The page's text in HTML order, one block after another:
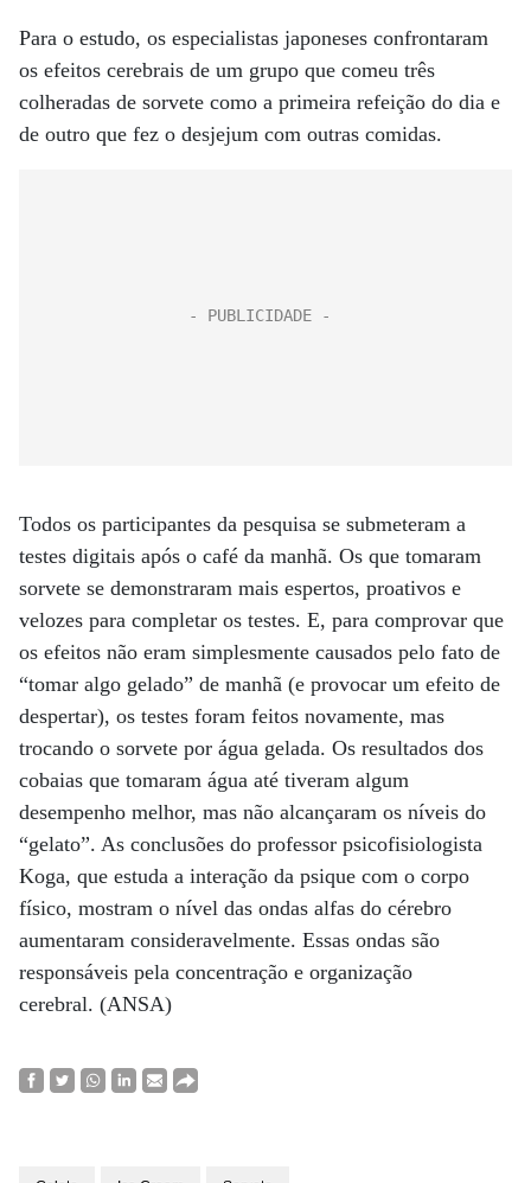
Para o estudo, os especialistas japoneses confrontaram
os efeitos cerebrais de um grupo que comeu três
colheradas de sorvete como a primeira refeição do dia e
de outro que fez o desjejum com outras comidas.
Todos os participantes da pesquisa se submeteram a
testes digitais após o café da manhã. Os que tomaram
sorvete se demonstraram mais espertos, proativos e
velozes para completar os testes. E, para comprovar que
os efeitos não eram simplesmente causados pelo fato de
“tomar algo gelado” de manhã (e provocar um efeito de
despertar), os testes foram feitos novamente, mas
trocando o sorvete por água gelada. Os resultados dos
cobaias que tomaram água até tiveram algum
desempenho melhor, mas não alcançaram os níveis do
“gelato”. As conclusões do professor psicofisiologista
Koga, que estuda a interação da psique com o corpo
físico, mostram o nível das ondas alfas do cérebro
aumentaram consideravelmente. Essas ondas são
responsáveis pela concentração e organização
cerebral. (ANSA)